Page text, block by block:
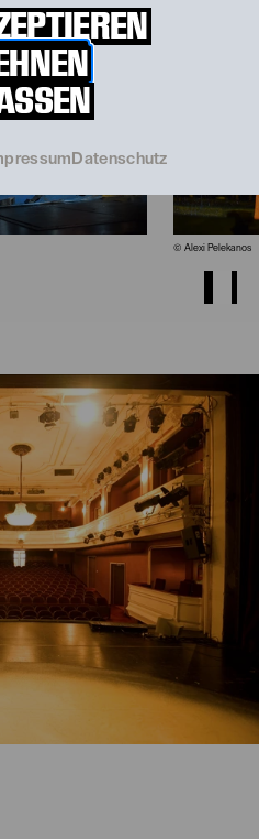
Datenschutz
© Alexi Pelekanos